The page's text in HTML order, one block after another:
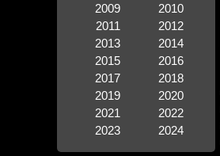
2009
2010
2011
2012
2013
2014
2015
2016
2017
2018
2019
2020
2021
2022
2023
2024